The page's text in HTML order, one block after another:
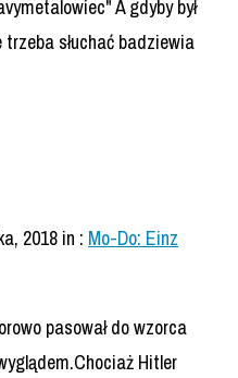
A gdyby był
słuchać badziewia
2018 in : Mo-Do: Einz
pasował do wzorca
Hitler